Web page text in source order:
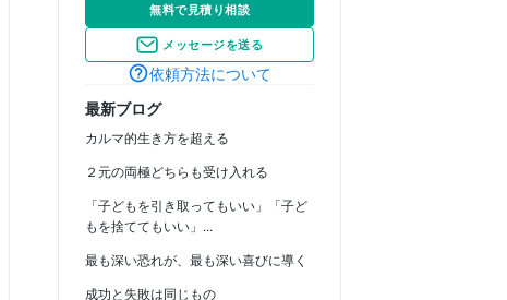
無料で見積り相談
メッセージを送る
依頼方法について
最新ブログ
カルマ的生き方を超える
２元の両極どちらも受け入れる
「子どもを引き取ってもいい」「子ど
もを捨ててもいい」...
最も深い恐れが、最も深い喜びに導く
成功と失敗は同じもの